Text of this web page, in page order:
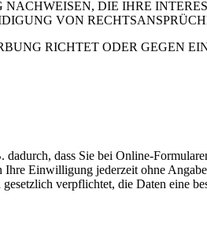
DIE IHRE
VON
RICHTET ODER GEGEN
dass Sie bei Online-
Ihre Einwilligung jederzeit ohne
verpflichtet, die Daten eine